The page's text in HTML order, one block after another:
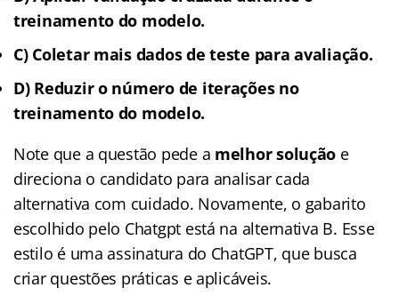
treinamento do modelo.
C) Coletar mais dados de teste para avaliação.
D) Reduzir o número de iterações no
treinamento do modelo.
Note que a questão pede a melhor solução e
direciona o candidato para analisar cada
alternativa com cuidado. Novamente, o gabarito
escolhido pelo Chatgpt está na alternativa B. Esse
estilo é uma assinatura do ChatGPT, que busca
criar questões práticas e aplicáveis.